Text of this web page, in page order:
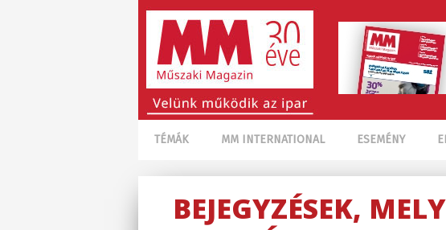
TÉMÁK MM INTERNATIONAL ESEMÉNY
BEJEGYZÉSEK,